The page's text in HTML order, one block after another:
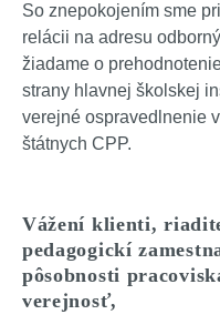
So znepokojením sme
relácii na adresu
žiadame o
strany hlavnej školskej
verejné ospravedlnenie
štátnych CPP.
Vážení klienti,
pedagogickí
pôsobnosti
verejnosť,